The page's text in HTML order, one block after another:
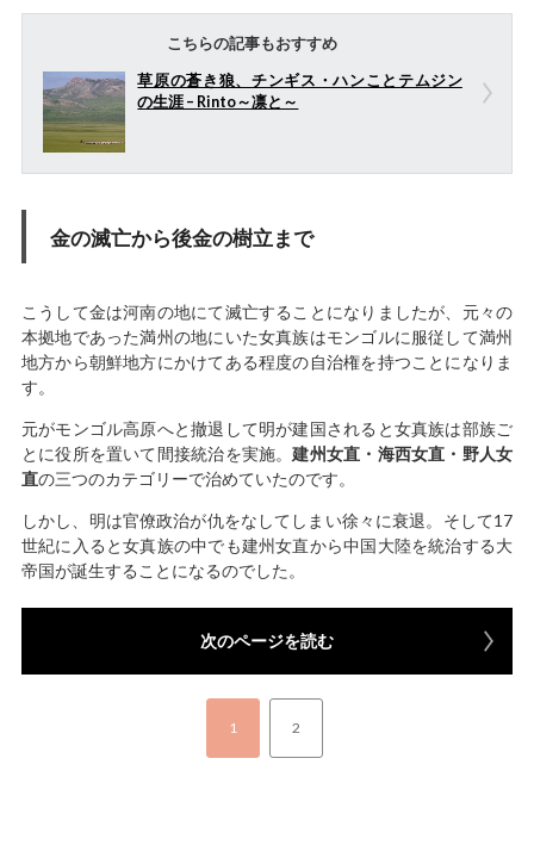
こちらの記事もおすすめ
草原の蒼き狼、チンギス・ハンことテムジン
の生涯 – Rinto～凛と～
金の滅亡から後金の樹立まで
こうして金は河南の地にて滅亡することになりましたが、元々の
本拠地であった満州の地にいた女真族はモンゴルに服従して満州
地方から朝鮮地方にかけてある程度の自治権を持つことになりま
す。
元がモンゴル高原へと撤退して明が建国されると女真族は部族ご
とに役所を置いて間接統治を実施。建州女直・海西女直・野人女
直の三つのカテゴリーで治めていたのです。
しかし、明は官僚政治が仇をなしてしまい徐々に衰退。そして17
世紀に入ると女真族の中でも建州女直から中国大陸を統治する大
帝国が誕生することになるのでした。
次のページを読む
1 2